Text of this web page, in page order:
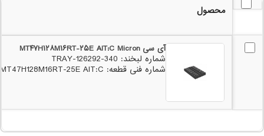
محصول
آی سی MT۴۷H۱۲۸M۱۶RT-۲۵E AIT:C Micron
شماره لبخند: 340-126292-TRAY
شماره فنی قطعه: MT47H128M16RT-25E AIT:C